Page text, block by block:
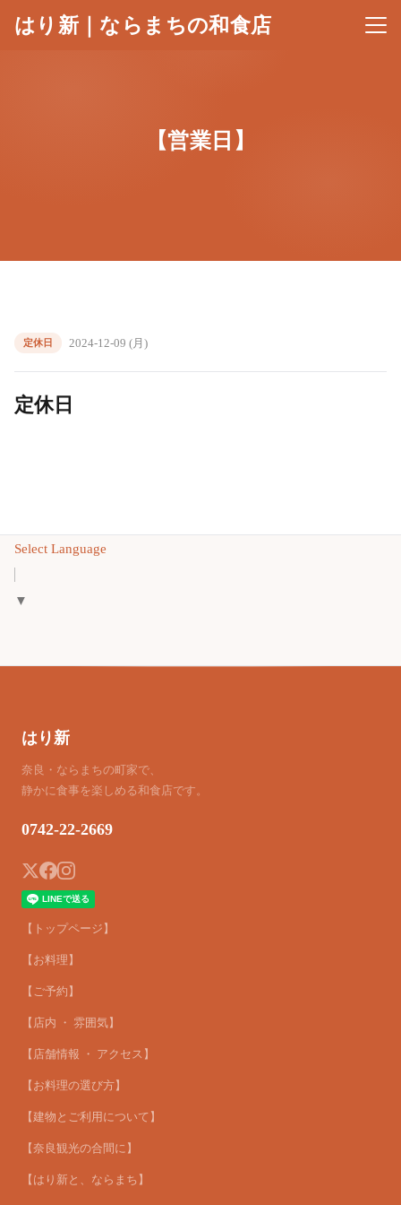
はり新｜ならまちの和食店 メニ
【営業日】
定休日 2024-12-09 (月)
定休日
Select Language
▼
はり新
奈良・ならまちの町家で、
静かに食事を楽しめる和食店です。
0742-22-2669
【トップページ】
【お料理】
【ご予約】
【店内 ・ 雰囲気】
【店舗情報 ・ アクセス】
【お料理の選び方】
【建物とご利用について】
【奈良観光の合間に】
【はり新と、ならまち】